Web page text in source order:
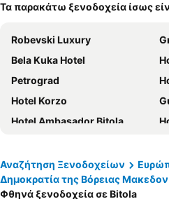
Τα παρακάτω ξενοδοχεία ίσως
Robevski Luxury
Bela Kuka Hotel
Petrograd
Hotel Korzo
Hotel Ambasador Bitola
Gold Felicia
Ciflik Winery
Αναζήτηση Ξενοδοχείων
Δημοκρατία της Βόρειας
Φθηνά ξενοδοχεία σε Bitola